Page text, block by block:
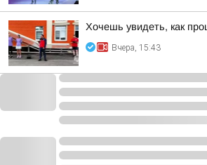
Хочешь увидеть, как
Вчера, 15:43